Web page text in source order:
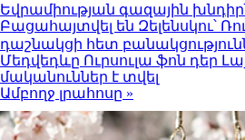
Եվրամիության գազային
Բացահայտվել են Զելենսկու՝
դաշնակցի հետ
Մեդվեդևը Ուրսուլա ֆոն դեր
մականուններ է տվել
Ամբողջ լրահոսը »